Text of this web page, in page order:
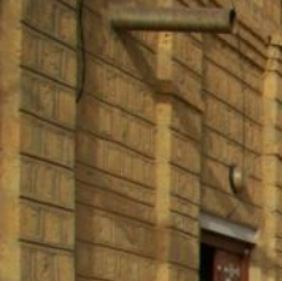
mali-
general-
context.jpg